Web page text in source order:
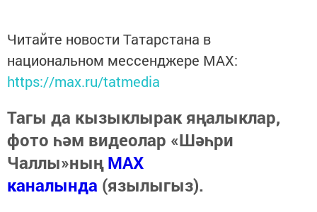
Читайте новости Татарстана в
национальном мессенджере MАХ:
https://max.ru/tatmedia
Тагы да кызыклырак яңалыклар,
фото һәм видеолар «Шәһри
Чаллы»ныңMAX
каналында (язылыгыз).